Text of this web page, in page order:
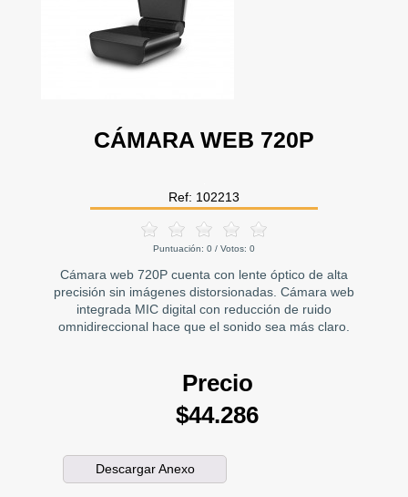
CÁMARA WEB 720P
Ref: 102213
Puntuación: 0 / Votos: 0
Cámara web 720P cuenta con lente óptico de alta
precisión sin imágenes distorsionadas. Cámara web
integrada MIC digital con reducción de ruido
omnidireccional hace que el sonido sea más claro.
Precio
$44.286
Descargar Anexo